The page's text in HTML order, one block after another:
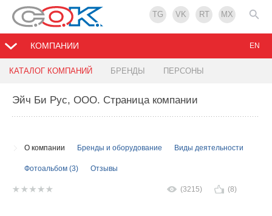
TG VK RT MX
КОМПАНИИ
КАТАЛОГ КОМПАНИЙ БРЕНДЫ ПЕРСОНЫ
EN
Эйч Би Рус, ООО. Страница компании
О компании Бренды и оборудование Виды деятельности
Фотоальбом (3) Отзывы
(3215) (8)